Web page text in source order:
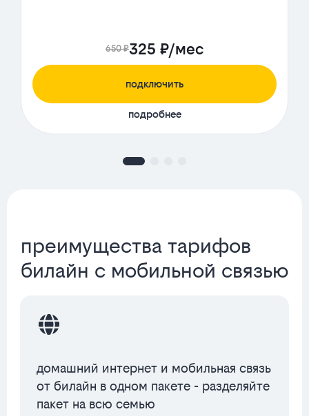
650 ₽325 ₽/мес
подключить
подробнее
преимущества тарифов
билайн с мобильной связью
домашний интернет и мобильная связь
от билайн в одном пакете - разделяйте
пакет на всю семью